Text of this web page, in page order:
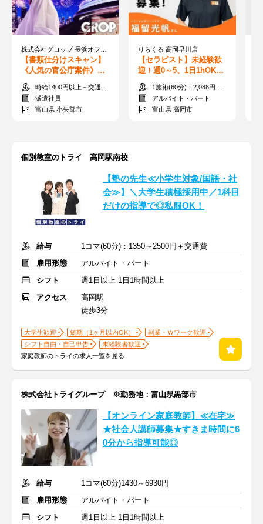
【書類仕分けスキャン】
《人気の官公庁案件》書
類の仕分けとスキャン／
土日祝休み
時給1400円以上＋交通費支給
派遣社員
富山県 小矢部市
りらくる 高岡早川店
【セラピスト】未経験歓
迎！週0～5、1日1hOK！
◎最高収入3510円（60
分）平均月収33万円
1施術(60分)：2,088円～3,510円
アルバイト・パート
富山県 高岡市
個別教室のトライ 高岡駅南校
【塾の先生≪小学生対象/国語・社
会≫】＼大学生積極採用中／1科目
だけの指導で◎私服OK！
給与
1コマ(60分)：1350～2500円＋交通費
雇用形態
アルバイト・パート
シフト
週1日以上 1日1時間以上
アクセス
高岡駅
徒歩3分
大学生歓迎 短期（1ヶ月以内OK）
副業・Ｗワーク歓迎
シフト自由・自己申告
未経験者歓迎
家庭教師のトライの求人一覧を見る
株式会社トライグループ ※勤務地：富山県黒部市
【オンライン家庭教師】≪在宅≫
★社会人講師募集★すきま時間に6
0分から指導可能◎
給与
1コマ(60分)1430～6930円
雇用形態
アルバイト・パート
シフト
週1日以上 1日1時間以上